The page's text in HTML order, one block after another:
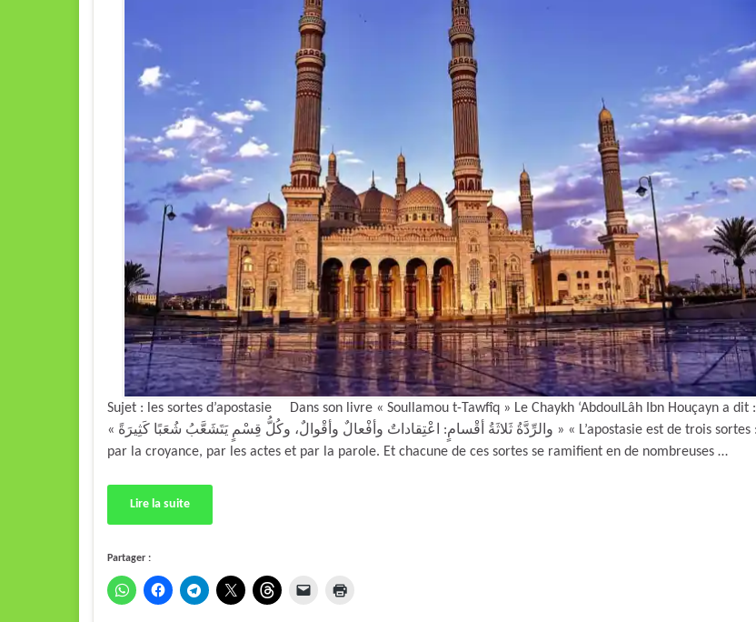
Sujet : les sortes d’apostasie Dans son livre « Soullamou t-Tawfîq » Le Chaykh ‘AbdoulLâh Ibn Houçayn a dit :
« والرِّدَّةُ ثَلاثَةُ أقْسامٍ: اعْتِقاداتٌ وأفْعالٌ وأقْوالٌ، وكُلُّ قِسْمٍ يَتَشَعَّبُ شُعَبًا كَثِيرَةً » « L’apostasie est de trois sortes :
par la croyance, par les actes et par la parole. Et chacune de ces sortes se ramifient en de nombreuses …
Lire la suite
Partager :